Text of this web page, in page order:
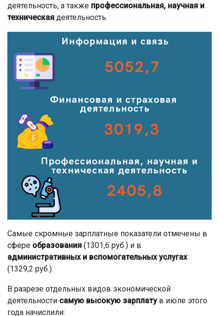
деятельность, а также профессиональная, научная и
техническая деятельность.
Самые скромные зарплатные показатели отмечены в
сфере образования (1301,6 руб.) и в
административных и вспомогательных услугах
(1329,2 руб.).
В разрезе отдельных видов экономической
деятельности самую высокую зарплатув июле этого
года начислили: